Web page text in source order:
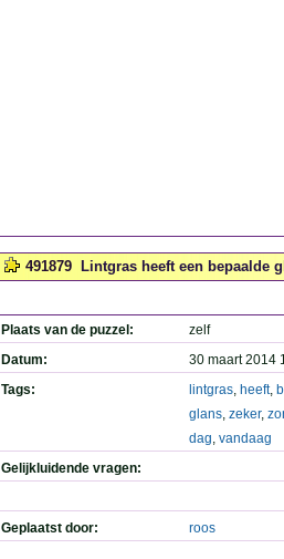
491879 Lintgras heeft een bepaalde
Plaats van de puzzel:
zelf
Datum:
30 maart 2014
Tags:
lintgras, heeft,
glans, zeker,
dag, vandaag
Gelijkluidende vragen:
Geplaatst door: roos